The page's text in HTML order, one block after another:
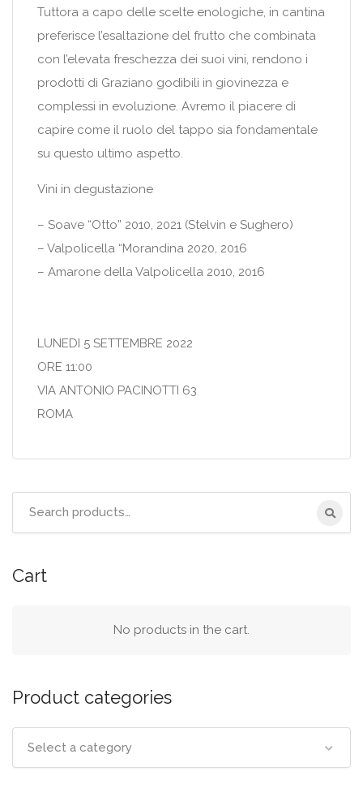
Tuttora a capo delle scelte enologiche, in cantina
preferisce l’esaltazione del frutto che combinata
con l’elevata freschezza dei suoi vini, rendono i
prodotti di Graziano godibili in giovinezza e
complessi in evoluzione. Avremo il piacere di
capire come il ruolo del tappo sia fondamentale
su questo ultimo aspetto.
Vini in degustazione
– Soave “Otto” 2010, 2021 (Stelvin e Sughero)
– Valpolicella “Morandina 2020, 2016
– Amarone della Valpolicella 2010, 2016
LUNEDI 5 SETTEMBRE 2022
ORE 11:00
VIA ANTONIO PACINOTTI 63
ROMA
Cart
No products in the cart.
Product categories
Select a category